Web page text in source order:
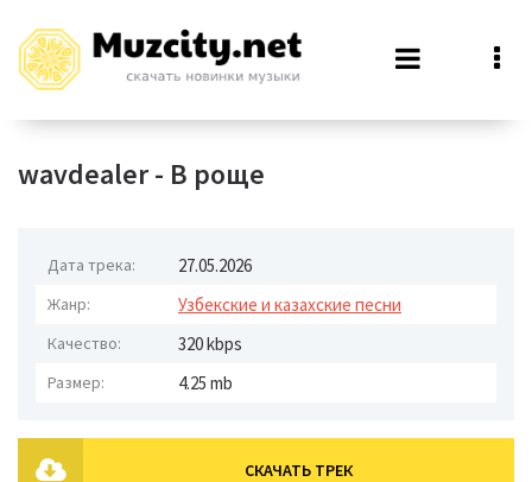
wavdealer - В роще
Дата трека: 27.05.2026
Жанр: Узбекские и казахские песни
Качество: 320 kbps
Размер: 4.25 mb
СКАЧАТЬ ТРЕК